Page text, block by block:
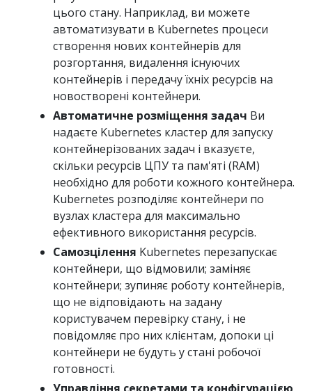
цього стану. Наприклад, ви можете
автоматизувати в Kubernetes процеси
створення нових контейнерів для
розгортання, видалення існуючих
контейнерів і передачу їхніх ресурсів на
новостворені контейнери.
Автоматичне розміщення задач Ви
надаєте Kubernetes кластер для запуску
контейнерізованих задач і вказуєте,
скільки ресурсів ЦПУ та пам'яті (RAM)
необхідно для роботи кожного контейнера.
Kubernetes розподіляє контейнери по
вузлах кластера для максимально
ефективного використання ресурсів.
Самозцілення Kubernetes перезапускає
контейнери, що відмовили; заміняє
контейнери; зупиняє роботу контейнерів,
що не відповідають на задану
користувачем перевірку стану, і не
повідомляє про них клієнтам, допоки ці
контейнери не будуть у стані робочої
готовності.